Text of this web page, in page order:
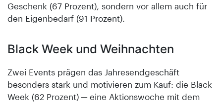
Geschenk (67 Prozent), sondern vor allem auch für
den Eigenbedarf (91 Prozent).
Black Week und Weihnachten
Zwei Events prägen das Jahresendgeschäft
besonders stark und motivieren zum Kauf: die Black
Week (62 Prozent) ─ eine Aktionswoche mit dem